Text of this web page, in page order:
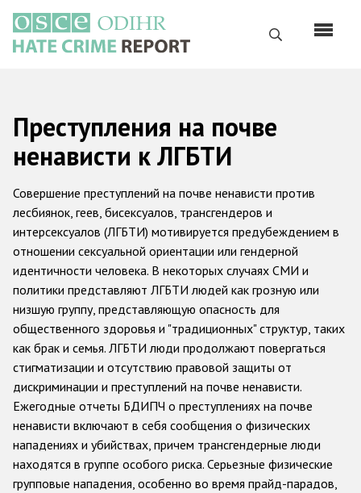
основному
содержанию
Поиск
Русский
Main
navigation
Главная
О нас
Наш мандат
Наша методология
Карта сайта
Часто задаваемые вопросы
Данные о преступлениях на почве ненависти
Racist and xenophobic hate crime
Anti-Roma hate crime
Anti-Semitic hate crime
Anti-Muslim hate crime
Преступления на почве
ненависти к ЛГБТИ
Совершение преступлений на почве ненависти против
лесбиянок, геев, бисексуалов, трансгендеров и
интерсексуалов (ЛГБТИ) мотивируется предубеждением в
отношении сексуальной ориентации или гендерной
идентичности человека. В некоторых случаях СМИ и
политики представляют ЛГБТИ людей как грозную или
низшую группу, представляющую опасность для
общественного здоровья и "традиционных" структур, таких
как брак и семья. ЛГБТИ люди продолжают повергаться
стигматизации и отсутствию правовой защиты от
дискриминации и преступлений на почве ненависти.
Ежегодные отчеты БДИПЧ о преступлениях на почве
ненависти включают в себя сообщения о физических
нападениях и убийствах, причем трансгендерные люди
находятся в группе особого риска. Серьезные физические
групповые нападения, особенно во время прайд-парадов,